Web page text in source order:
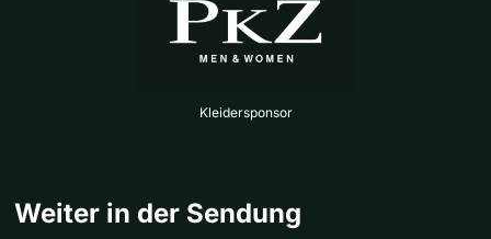
Kleidersponsor
Weiter in der Sendung